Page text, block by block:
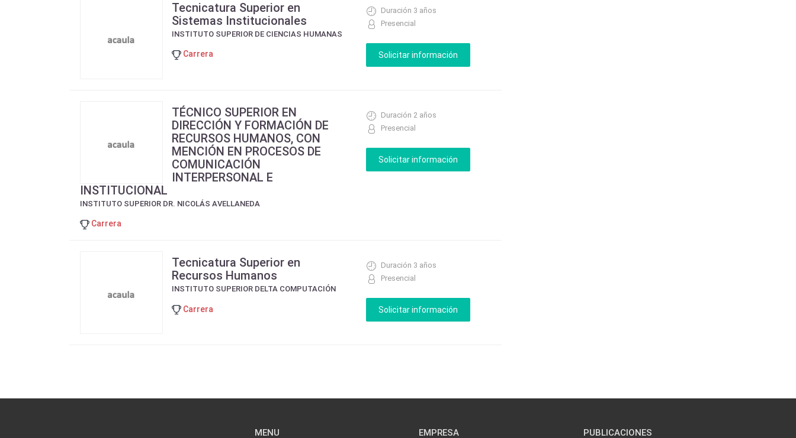
Tecnicatura Superior en
Sistemas Institucionales
INSTITUTO SUPERIOR DE CIENCIAS HUMANAS
Carrera
Duración 3 años
Presencial
TÉCNICO SUPERIOR EN
DIRECCIÓN Y FORMACIÓN DE
RECURSOS HUMANOS, CON
MENCIÓN EN PROCESOS DE
COMUNICACIÓN
INTERPERSONAL E
INSTITUCIONAL
INSTITUTO SUPERIOR DR. NICOLÁS AVELLANEDA
Carrera
Duración 2 años
Presencial
Tecnicatura Superior en
Recursos Humanos
INSTITUTO SUPERIOR DELTA COMPUTACIÓN
Carrera
Duración 3 años
Presencial
MENU EMPRESA PUBLICACIONES